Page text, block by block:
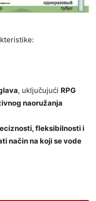
, uključujući RPG
naoružanja
fleksibilnosti i
način na koji se vode